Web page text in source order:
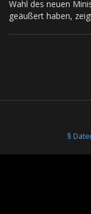
Wahl des neuen
geäußert haben,
§